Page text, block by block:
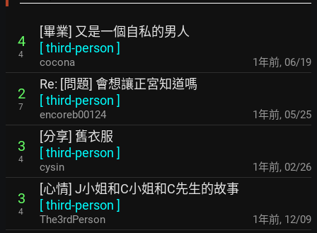
4
4
[畢業] 又是一個自私的男人
[third-person ]
cocona 1年前, 06/19
2
7
Re: [問題] 會想讓正宮知道嗎
[third-person ]
encoreb00124 1年前, 05/25
3
4
[分享] 舊衣服
[third-person ]
cysin 1年前, 02/26
3
4
[心情] J小姐和C小姐和C先生的故事
[third-person ]
The3rdPerson 1年前, 12/09